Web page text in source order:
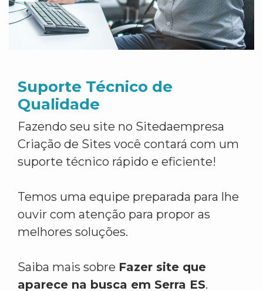
Suporte Técnico de
Qualidade
Fazendo seu site no Sitedaempresa
Criação de Sites você contará com um
suporte técnico rápido e eficiente!
Temos uma equipe preparada para lhe
ouvir com atenção para propor as
melhores soluções.
Saiba mais sobre Fazer site que
aparece na busca em Serra ES.